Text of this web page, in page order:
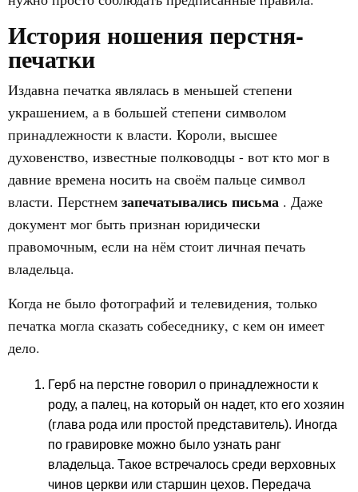
История ношения перстня-
печатки
Издавна печатка являлась в меньшей степени
украшением, а в большей степени символом
принадлежности к власти. Короли, высшее
духовенство, известные полководцы - вот кто мог в
давние времена носить на своём пальце символ
власти. Перстнем запечатывались письма . Даже
документ мог быть признан юридически
правомочным, если на нём стоит личная печать
владельца.
Когда не было фотографий и телевидения, только
печатка могла сказать собеседнику, с кем он имеет
дело.
Герб на перстне говорил о принадлежности к
роду, а палец, на который он надет, кто его хозяин
(глава рода или простой представитель). Иногда
по гравировке можно было узнать ранг
владельца. Такое встречалось среди верховных
чинов церкви или старшин цехов. Передача